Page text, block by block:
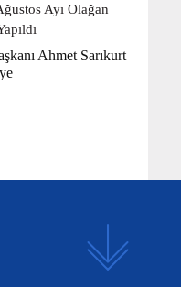
Ayı Olağan
Ahmet Sarıkurt